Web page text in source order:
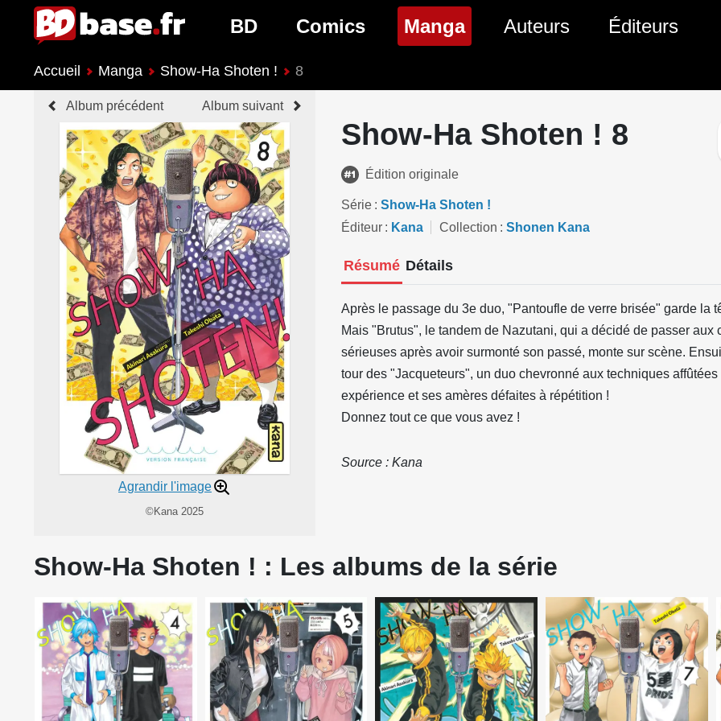
BD
Nouveautés BD
Prochaines sorties BD
Genres BD
Comics
Nouveautés Comics
Manga(page courante)
Auteurs Éditeurs
Accueil Manga Show-Ha Shoten ! 8
Album précédent Album suivant
Agrandir l'image
©Kana 2025
Show-Ha Shoten ! 8
Édition originale
Série
Show-Ha Shoten !
Éditeur
Kana Collection Shonen Kana
Résumé Détails
Après le passage du 3e duo, "Pantoufle de verre brisée" garde la
Mais "Brutus", le tandem de Nazutani, qui a décidé de passer aux
sérieuses après avoir surmonté son passé, monte sur scène.
tour des "Jacqueteurs", un duo chevronné aux techniques affûtées
expérience et ses amères défaites à répétition !
Donnez tout ce que vous avez !
Source : Kana
Show-Ha Shoten ! : Les albums de la série